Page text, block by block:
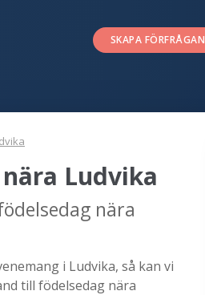
SKAPA FÖRFRÅGAN
Ludvika
nära
i Ludvika, så kan vi
till födelsedag nära